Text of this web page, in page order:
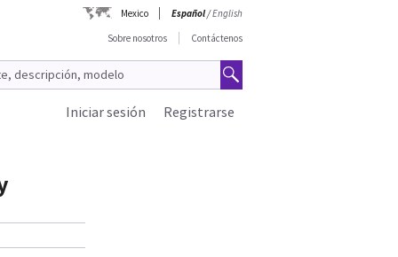
Mexico Español/English
Sobre nosotros
Contáctenos
Registrarse
Iniciar sesión